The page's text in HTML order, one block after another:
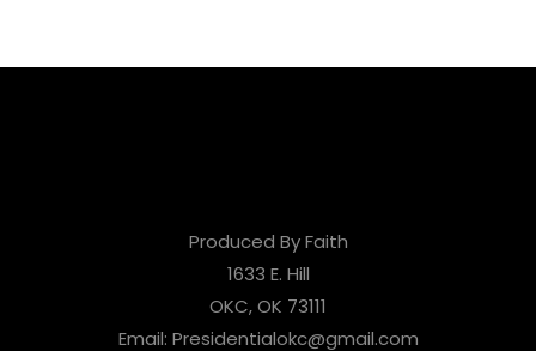
Produced By Faith
1633 E. Hill
OKC, OK 73111
Email: Presidentialokc@gmail.com